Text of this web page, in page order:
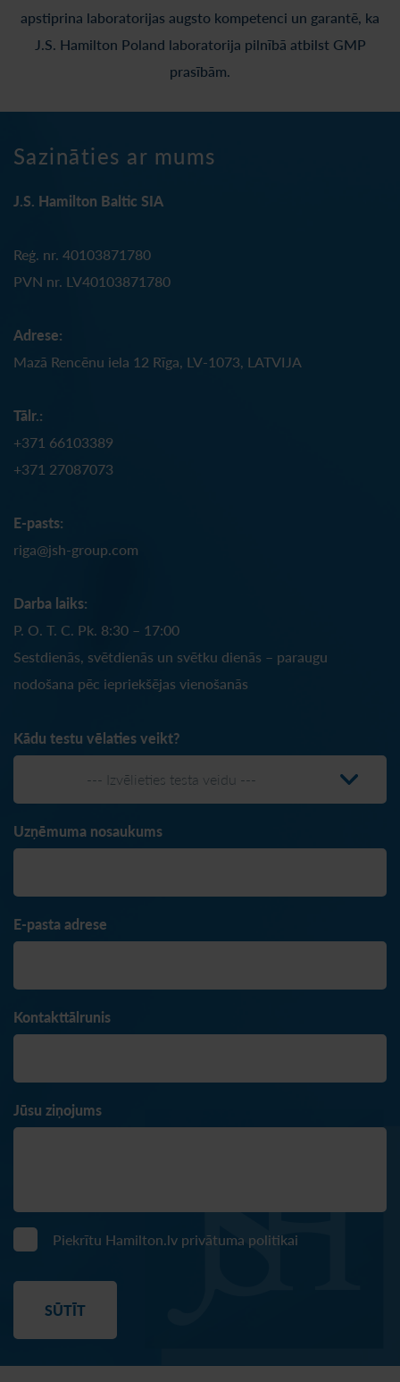
apstiprina laboratorijas augsto kompetenci un garantē, ka
J.S. Hamilton Poland laboratorija pilnībā atbilst GMP
prasībām.
Sazināties ar mums
J.S. Hamilton Baltic SIA
Reģ. nr. 40103871780
PVN nr. LV40103871780
Adrese:
Mazā Rencēnu iela 12 Rīga, LV-1073, LATVIJA
Tālr.:
+371 66103389
+371 27087073
E-pasts:
riga@jsh-group.com
Darba laiks:
P. O. T. C. Pk. 8:30 – 17:00
Sestdienās, svētdienās un svētku dienās – paraugu
nodošana pēc iepriekšējas vienošanās
Kādu testu vēlaties veikt?
--- Izvēlieties testa veidu ---
Uzņēmuma nosaukums
E-pasta adrese
Kontakttālrunis
Jūsu ziņojums
Piekrītu Hamilton.lv privātuma politikai